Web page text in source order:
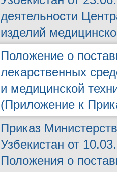
деятельности
изделий
Положение о
лекарственных
и медицинской
(Приложение к
Приказ
Узбекистан от
Положения о